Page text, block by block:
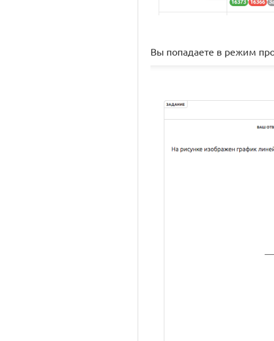
Вы попадаете в режим